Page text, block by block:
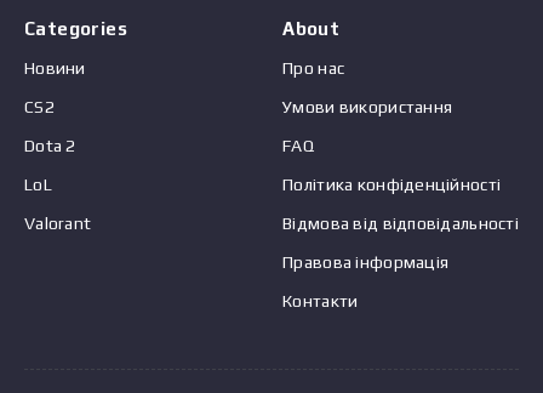
Categories
Новини
CS2
Dota 2
LoL
Valorant
About
Про нас
Умови використання
FAQ
Політика конфіденційності
Відмова від відповідальності
Правова інформація
Контакти